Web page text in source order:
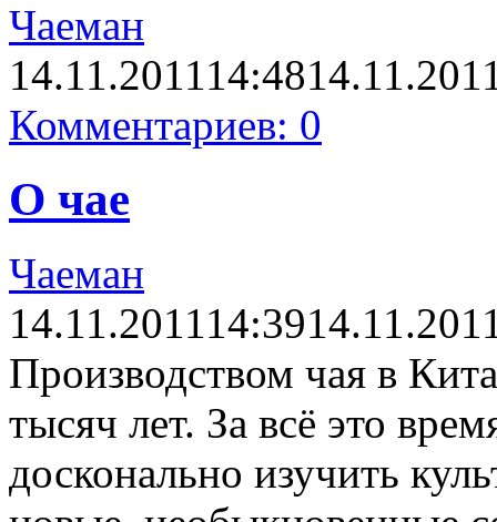
Чаеман
14.11.201114:48
Комментариев: 0
О чае
Чаеман
14.11.201114:39
Производством чая в
тысяч лет. За всё это
досконально изучить